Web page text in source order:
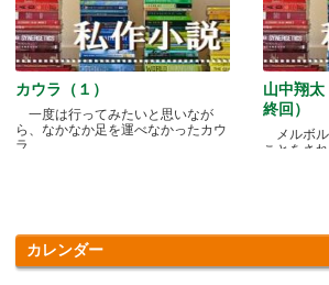
カウラ（１）
一度は行ってみたいと思いなが
ら、なかなか足を運べなかったカウ
ラ.....
山中翔
終回）
メルボル
ことをさ
カレンダー